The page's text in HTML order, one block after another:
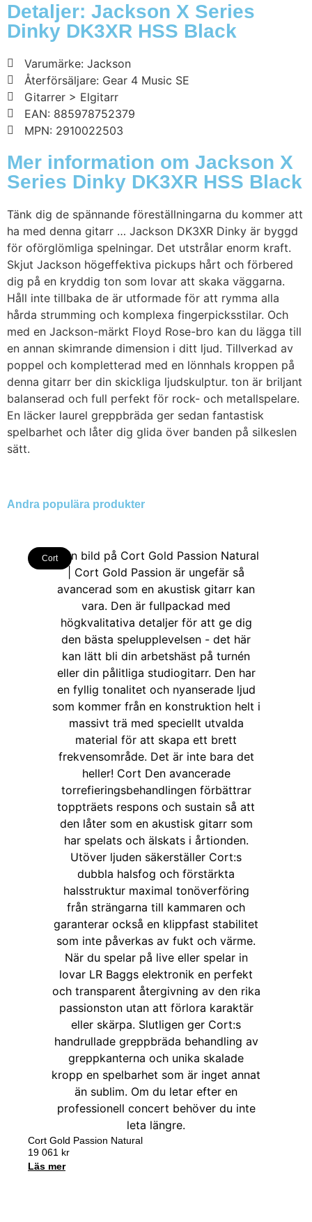
Detaljer: Jackson X Series
Dinky DK3XR HSS Black
Varumärke: Jackson
Återförsäljare: Gear 4 Music SE
Gitarrer > Elgitarr
EAN: 885978752379
MPN: 2910022503
Mer information om Jackson X
Series Dinky DK3XR HSS Black
Tänk dig de spännande föreställningarna du kommer att
ha med denna gitarr … Jackson DK3XR Dinky är byggd
för oförglömliga spelningar. Det utstrålar enorm kraft.
Skjut Jackson högeffektiva pickups hårt och förbered
dig på en kryddig ton som lovar att skaka väggarna.
Håll inte tillbaka de är utformade för att rymma alla
hårda strumming och komplexa fingerpicksstilar. Och
med en Jackson-märkt Floyd Rose-bro kan du lägga till
en annan skimrande dimension i ditt ljud. Tillverkad av
poppel och kompletterad med en lönnhals kroppen på
denna gitarr ber din skickliga ljudskulptur. ton är briljant
balanserad och full perfekt för rock- och metallspelare.
En läcker laurel greppbräda ger sedan fantastisk
spelbarhet och låter dig glida över banden på silkeslen
sätt.
Andra populära produkter
Cort
Cort Gold Passion Natural
19 061 kr
Läs mer